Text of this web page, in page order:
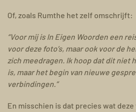
Of, zoals Rumthe het zelf omschrijft:
“Voor mij is In Eigen Woorden een
voor deze foto’s, maar ook voor de
zich meedragen. Ik hoop dat dit niet
is, maar het begin van nieuwe
verbindingen.”
En misschien is dat precies wat